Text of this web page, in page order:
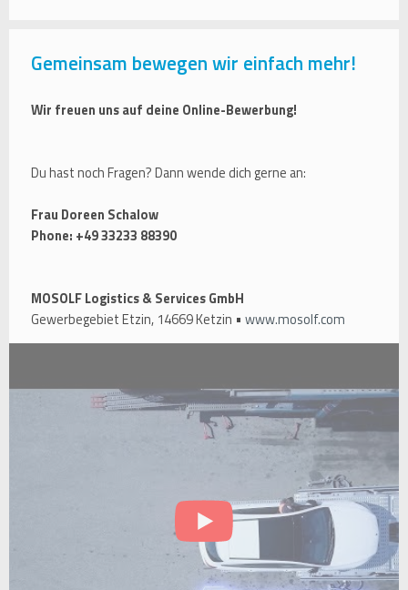
Gemeinsam bewegen wir einfach mehr!
Wir freuen uns auf deine Online-Bewerbung!
Du hast noch Fragen? Dann wende dich gerne an:
Frau Doreen Schalow
Phone: +49 33233 88390
MOSOLF Logistics & Services GmbH
Gewerbegebiet Etzin, 14669 Ketzin • www.mosolf.com